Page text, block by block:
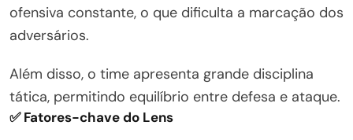
ofensiva constante, o que dificulta a marcação dos
adversários.
Além disso, o time apresenta grande disciplina
tática, permitindo equilíbrio entre defesa e ataque.
✅ Fatores-chave do Lens